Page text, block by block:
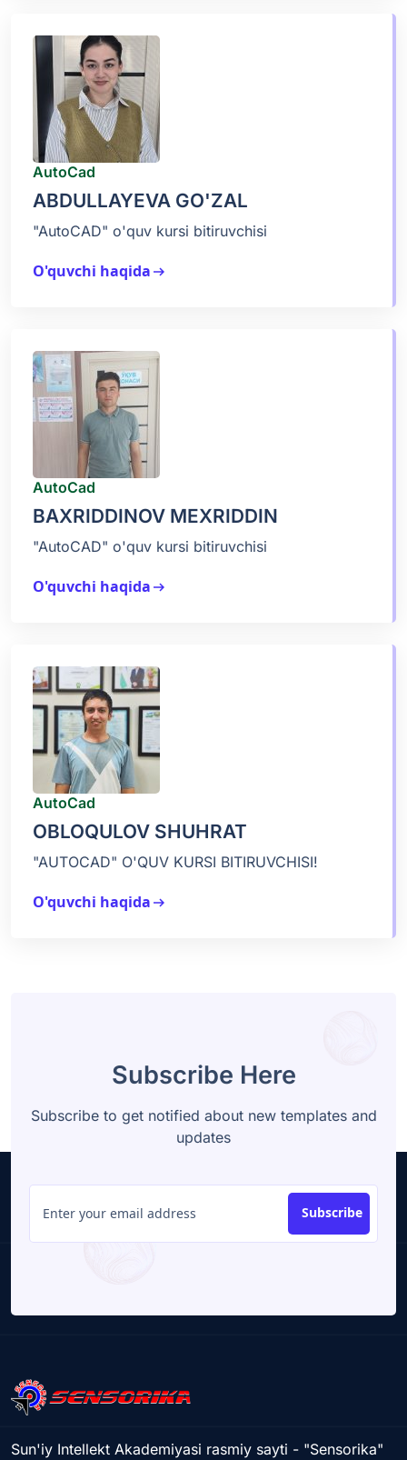
AutoCad
ABDULLAYEVA GO'ZAL
"AutoCAD" o'quv kursi bitiruvchisi
O'quvchi haqidaarrow_right_alt
AutoCad
BAXRIDDINOV MEXRIDDIN
"AutoCAD" o'quv kursi bitiruvchisi
O'quvchi haqidaarrow_right_alt
AutoCad
OBLOQULOV SHUHRAT
"AUTOCAD" O'QUV KURSI BITIRUVCHISI!
O'quvchi haqidaarrow_right_alt
Subscribe Here
Subscribe to get notified about new templates and
updates
Subscribe
Sun'iy Intellekt Akademiyasi rasmiy sayti - "Sensorika"